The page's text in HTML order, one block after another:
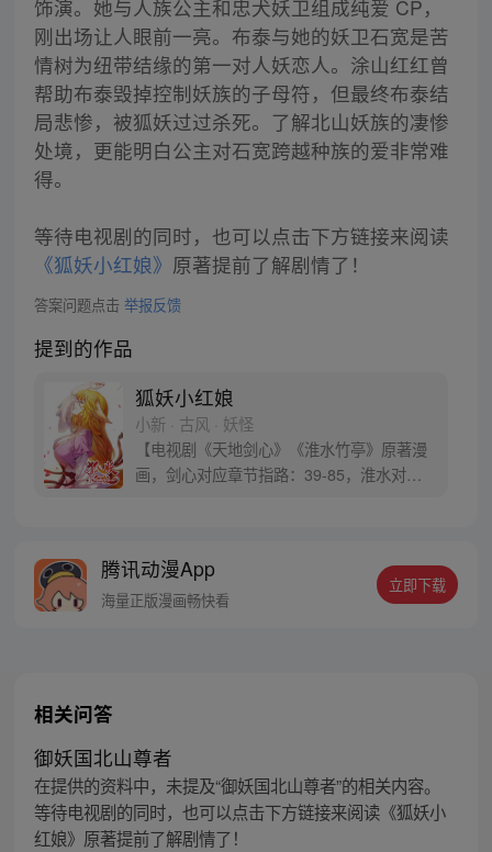
饰演。她与人族公主和忠犬妖卫组成纯爱 CP，
刚出场让人眼前一亮。布泰与她的妖卫石宽是苦
情树为纽带结缘的第一对人妖恋人。涂山红红曾
帮助布泰毁掉控制妖族的子母符，但最终布泰结
局悲惨，被狐妖过过杀死。了解北山妖族的凄惨
处境，更能明白公主对石宽跨越种族的爱非常难
得。
等待电视剧的同时，也可以点击下方链接来阅读
《狐妖小红娘》 原著提前了解剧情了！
答案问题点击 举报反馈
提到的作品
狐妖小红娘
小新 · 古风 · 妖怪
【电视剧《天地剑心》《淮水竹亭》原著漫
画，剑心对应章节指路：39-85，淮水对应
腾讯动漫App
海量正版漫画畅快看
立即下载
相关问答
御妖国北山尊者
在提供的资料中，未提及“御妖国北山尊者”的相关内容。
等待电视剧的同时，也可以点击下方链接来阅读《狐妖小
红娘》原著提前了解剧情了！